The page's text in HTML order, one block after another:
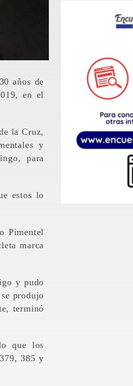
años de
en el
la Cruz,
y
para
estos lo
Pimentel
marca
y pudo
produjo
terminó
que los
385 y